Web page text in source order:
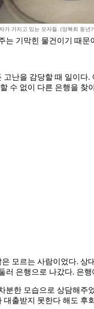
가 가지고 있는 모자들. (양복희 동년
기막힌 물건이기 때
난을 감당할 때 일이
수 없이 다른 은행을
모르는 사람이었다.
은행으로 나갔다. 은
한 모습으로 상담해
출받지 못한다 해도 후